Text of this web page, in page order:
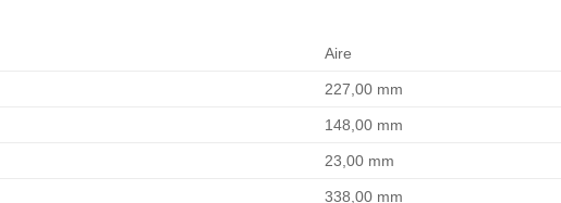
Aire
227,00 mm
148,00 mm
23,00 mm
338,00 mm